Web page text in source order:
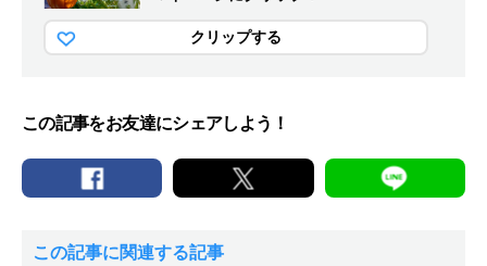
クリップする
この記事をお友達にシェアしよう！
この記事に関連する記事